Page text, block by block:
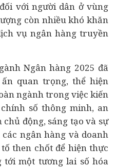
với người dân ở vùng
còn nhiều khó khăn
vụ ngân hàng truyền
Ngân hàng 2025 đã
quan trọng, thể hiện
ngành trong việc kiến
số thông minh, an
động, sáng tạo và sự
ngân hàng và doanh
then chốt để hiện thực
tới một tương lai số hóa